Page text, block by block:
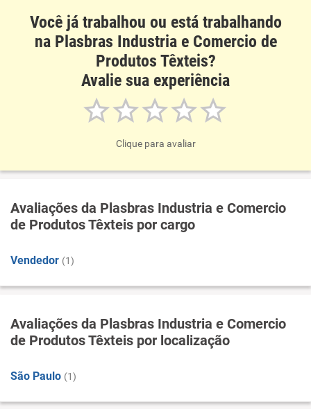
Você já trabalhou ou está trabalhando
na Plasbras Industria e Comercio de
Produtos Têxteis?
Avalie sua experiência
Clique para avaliar
Avaliações da Plasbras Industria e Comercio
de Produtos Têxteis por cargo
Vendedor (1)
Avaliações da Plasbras Industria e Comercio
de Produtos Têxteis por localização
São Paulo (1)